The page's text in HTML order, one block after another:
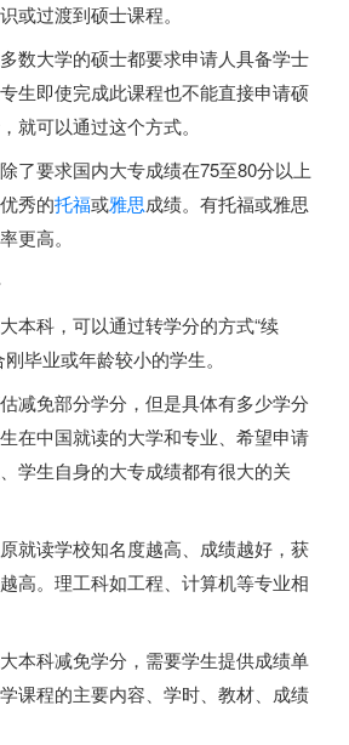
或过渡到硕士课程。
数大学的硕士都要求申请人具备学士
生即使完成此课程也不能直接申请硕
就可以通过这个方式。
了要求国内大专成绩在75至80分以上
秀的托福或雅思成绩。有托福或雅思
更高。
本科，可以通过转学分的方式“续
毕业或年龄较小的学生。
减免部分学分，但是具体有多少学分
在中国就读的大学和专业、希望申请
学生自身的大专成绩都有很大的关
就读学校知名度越高、成绩越好，获
高。理工科如工程、计算机等专业相
本科减免学分，需要学生提供成绩单
课程的主要内容、学时、教材、成绩